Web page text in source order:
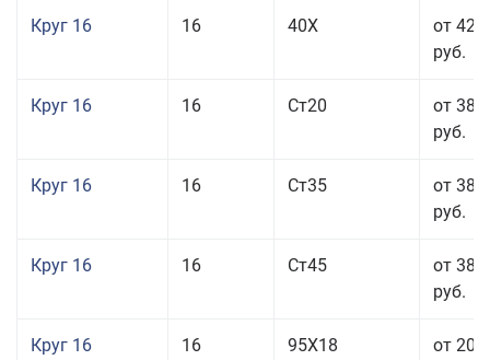
Круг 16 16 40Х
от 42
руб.
Круг 16 16 Ст20
от 38
руб.
Круг 16 16 Ст35
от 38
руб.
Круг 16 16 Ст45
от 38
руб.
Круг 16 16 95Х18
от 208